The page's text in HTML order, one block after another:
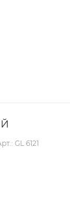
GL 6121